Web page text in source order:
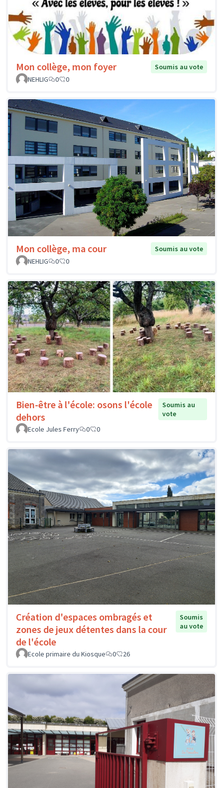
Mon collège, mon foyer
Soumis au vote
NEHLIG
0 0
Mon collège, ma cour
Soumis au vote
NEHLIG
0 0
Bien-être à l'école: osons l'école
dehors
Soumis au
vote
Ecole Jules Ferry
0 0
Création d'espaces ombragés et
zones de jeux détentes dans la cour
de l'école
Soumis
au vote
Ecole primaire du Kiosque 0 26